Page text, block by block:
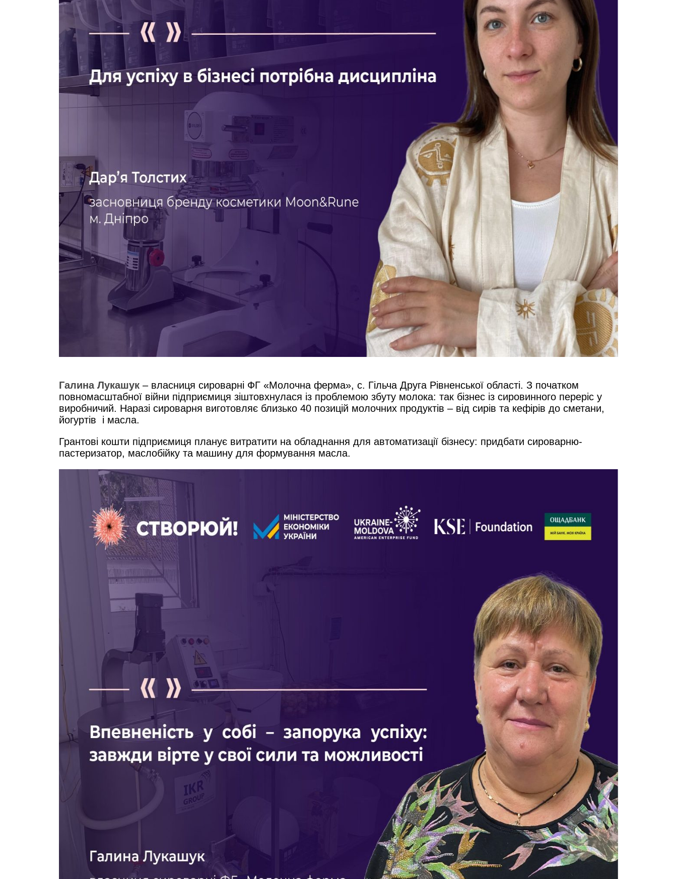
Галина Лукашук – власниця сироварні ФГ «Молочна ферма», с. Гільча Друга Рівненської області. З початком
повномасштабної війни підприємиця зіштовхнулася із проблемою збуту молока: так бізнес із сировинного переріс у
виробничий. Наразі сироварня виготовляє близько 40 позицій молочних продуктів – від сирів та кефірів до сметани,
йогуртів і масла.
Грантові кошти підприємиця планує витратити на обладнання для автоматизації бізнесу: придбати сироварню-
пастеризатор, маслобійку та машину для формування масла.